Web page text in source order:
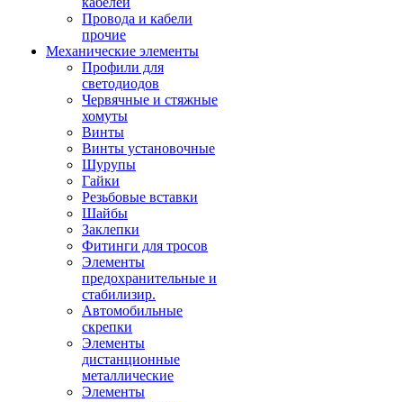
Провода и кабели
прочие
Механические элементы
Профили для
светодиодов
Червячные и стяжные
хомуты
Винты
Винты установочные
Шурупы
Гайки
Резьбовые вставки
Шайбы
Заклепки
Фитинги для тросов
Элементы
предохранительные и
стабилизир.
Автомобильные
скрепки
Элементы
дистанционные
металлические
Элементы